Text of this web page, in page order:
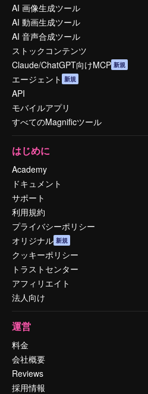
AI 画像生成ツール
AI 動画生成ツール
AI 音声合成ツール
ストックコンテンツ
Claude/ChatGPT向けMCP 新規
エージェント 新規
API
モバイルアプリ
すべてのMagnificツール
はじめに
Academy
ドキュメント
サポート
利用規約
プライバシーポリシー
オリジナル 新規
クッキーポリシー
トラストセンター
アフィリエイト
法人向け
運営
料金
会社概要
Reviews
採用情報